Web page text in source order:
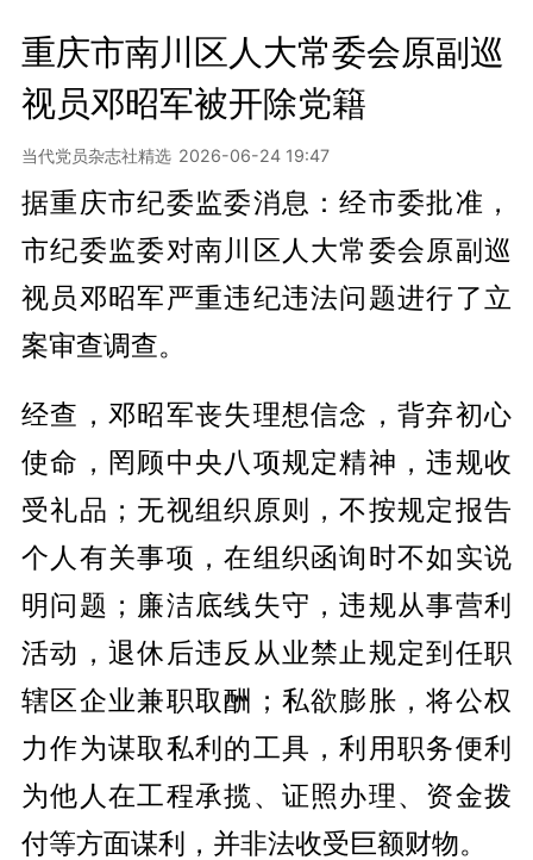
重庆市南川区人大常委会原副巡
视员邓昭军被开除党籍
当代党员杂志社精选 2026-06-24 19:47
据重庆市纪委监委消息：经市委批准，
市纪委监委对南川区人大常委会原副巡
视员邓昭军严重违纪违法问题进行了立
案审查调查。
经查，邓昭军丧失理想信念，背弃初心
使命，罔顾中央八项规定精神，违规收
受礼品；无视组织原则，不按规定报告
个人有关事项，在组织函询时不如实说
明问题；廉洁底线失守，违规从事营利
活动，退休后违反从业禁止规定到任职
辖区企业兼职取酬；私欲膨胀，将公权
力作为谋取私利的工具，利用职务便利
为他人在工程承揽、证照办理、资金拨
付等方面谋利，并非法收受巨额财物。